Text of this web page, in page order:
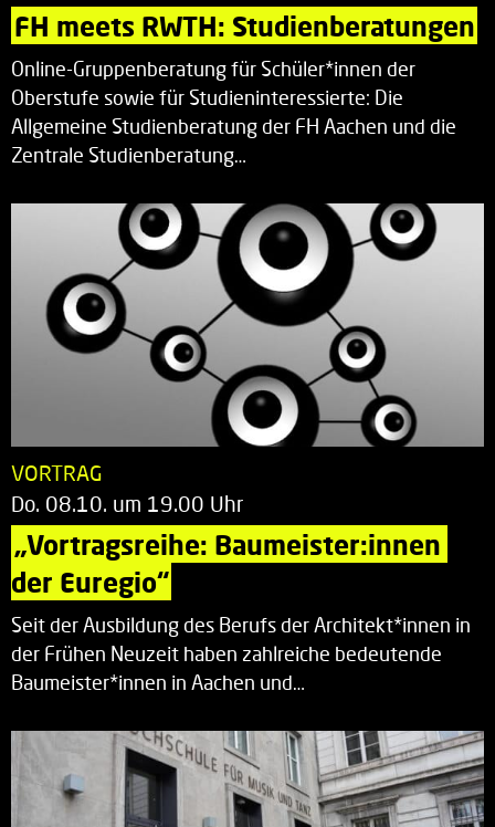
FH meets RWTH: Studienberatungen
Online-Gruppenberatung für Schüler*innen der
Oberstufe sowie für Studieninteressierte: Die
Allgemeine Studienberatung der FH Aachen und die
Zentrale Studienberatung…
VORTRAG
Do. 08.10. um 19.00 Uhr
„Vortragsreihe: Baumeister:innen
der Euregio“
Seit der Ausbildung des Berufs der Architekt*innen in
der Frühen Neuzeit haben zahlreiche bedeutende
Baumeister*innen in Aachen und…